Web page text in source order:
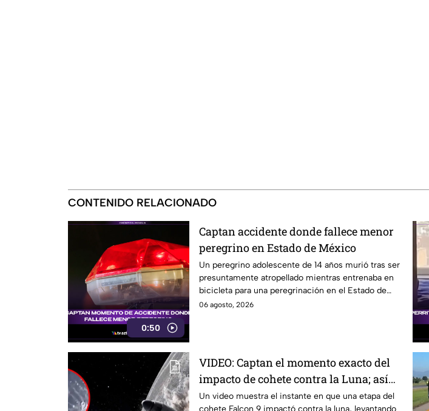
CONTENIDO RELACIONADO
0:50
Captan accidente donde fallece menor
peregrino en Estado de México
Un peregrino adolescente de 14 años murió tras ser
presuntamente atropellado mientras entrenaba en
bicicleta para una peregrinación en el Estado de
México.
06 agosto, 2026
VIDEO: Captan el momento exacto del
impacto de cohete contra la Luna; así
reaccionó
Un video muestra el instante en que una etapa del